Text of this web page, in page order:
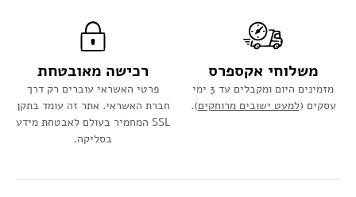
משלוחי אקספרס
מזמינים היום ומקבלים עד 3 ימי
עסקים (למעט ישובים מרוחקים).
רכישה מאובטחת
פרטי האשראי עוברים רק דרך
חברת האשראי. אתר זה עומד בתקן
SSL המחמיר בעולם לאבטחת מידע
בסליקה.